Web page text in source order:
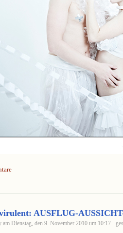
AUSFLUG-
Dienstag, den 9. November 2010 um 10:17 ·